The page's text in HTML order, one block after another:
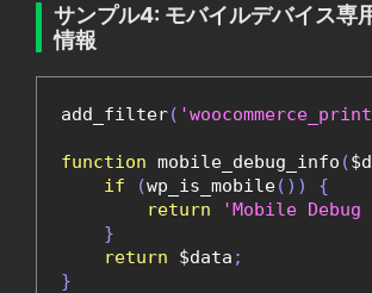
サンプル4: モバイルデバイス専
情報
add_filter(
function mobile_debug_info (
if
(wp_is_mobile())
{
return
'Mobile
}
return $data ;
}